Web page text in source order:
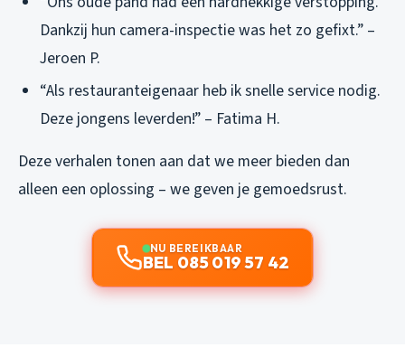
Dankzij hun camera-inspectie was het zo gefixt.” –
Jeroen P.
“Als restauranteigenaar heb ik snelle service nodig.
Deze jongens leverden!” – Fatima H.
Deze verhalen tonen aan dat we meer bieden dan
alleen een oplossing – we geven je gemoedsrust.
NU BEREIKBAAR
BEL 085 019 57 42